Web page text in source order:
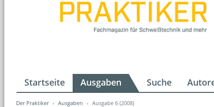
Startseite Ausgaben Suche
Der Praktiker Ausgaben Ausgabe 6 (2008)